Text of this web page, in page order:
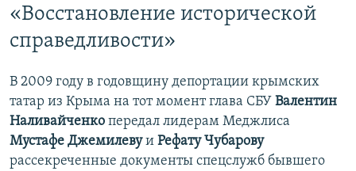
«Восстановление исторической
справедливости»
В 2009 году в годовщину депортации крымских
татар из Крыма на тот момент глава СБУ Валентин
Наливайченко передал лидерам Меджлиса
Мустафе Джемилевуи Рефату Чубарову
рассекреченные документы спецслужб бывшего